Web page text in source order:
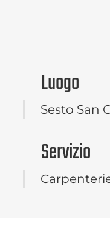
Luogo
Sesto San
Servizio